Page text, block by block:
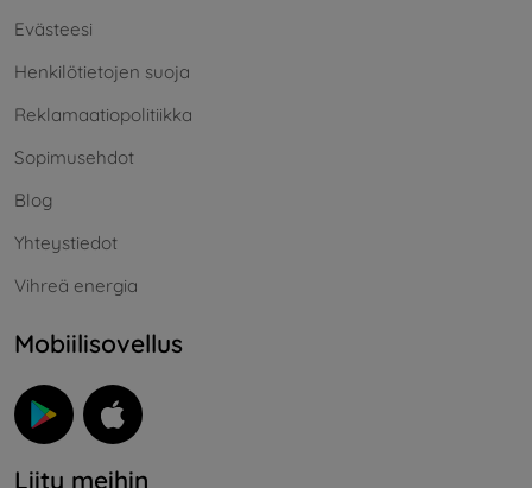
Evästeesi
Henkilötietojen suoja
Reklamaatiopolitiikka
Sopimusehdot
Blog
Yhteystiedot
Vihreä energia
Mobiilisovellus
Liity meihin